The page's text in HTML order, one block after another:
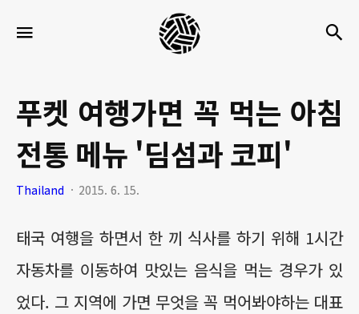
세
팍
크
로
라
푸켓 여행가면 꼭 먹는 아침
전통 메뉴 '딤섬과 코피'
Thailand 2015. 6. 15.
태국 여행을 하면서 한 끼 식사를 하기 위해 1시간
자동차를 이동하여 맛있는 음식을 먹는 경우가 있
었다. 그 지역에 가면 무엇을 꼭 먹어봐야하는 대표